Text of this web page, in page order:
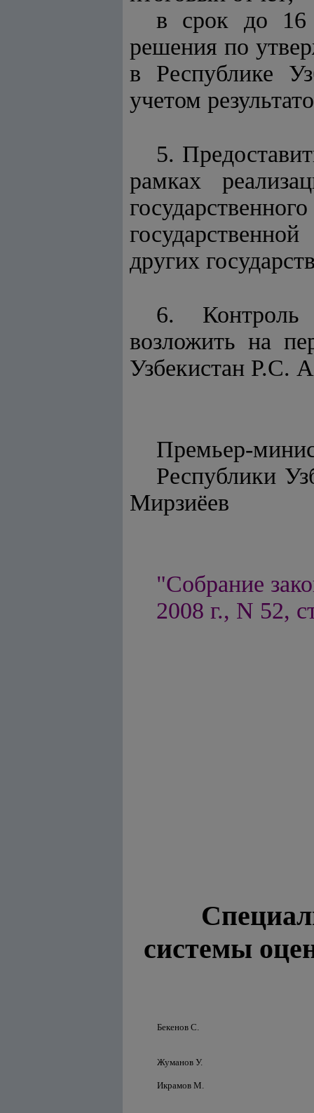
в срок до 16
решения по
в Республике
учетом
5.
рамках
других
6. Контроль
возложить на
Узбекистан Р.С.
Премьер-
Мирзиёев
"Собрание
2008 г., N 52,
системы
Бекенов С.
Жуманов У.
Икрамов М.